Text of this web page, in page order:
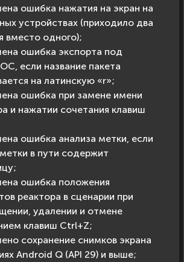
ошибка нажатия на экран на
устройствах (приходило два
вместо одного);
ошибка экспорта под
если название пакета
на латинскую «r»;
ошибка при замене имени
и нажатии сочетания клавиш
ошибка анализа метки, если
в пути содержит
ошибка положения
реактора в сценарии при
удалении и отмене
клавиш Ctrl+Z;
сохранение снимков экрана
Android Q (API 29) и выше;